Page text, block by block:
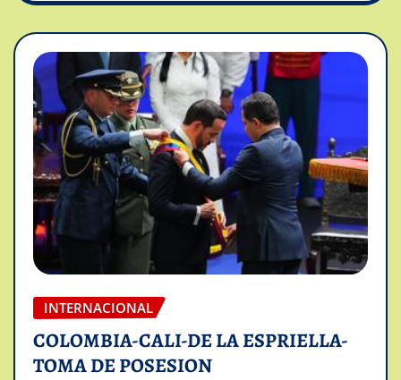
INTERNACIONAL
COLOMBIA-CALI-DE LA ESPRIELLA-
TOMA DE POSESION